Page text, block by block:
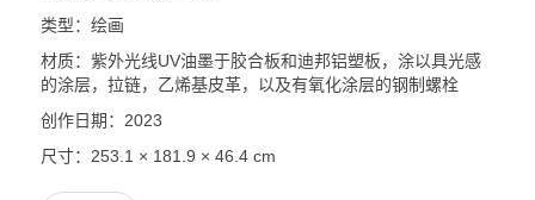
类型：绘画
材质：紫外光线UV油墨于胶合板和迪邦铝塑板，涂以具光感
的涂层，拉链，乙烯基皮革，以及有氧化涂层的钢制螺栓
创作日期：2023
尺寸：253.1 × 181.9 × 46.4 cm